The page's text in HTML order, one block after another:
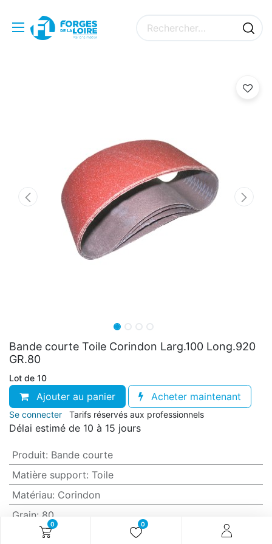
0 0
Bande courte Toile Corindon Larg.100 Long.920
GR.80
Lot de 10
Ajouter au panier Acheter maintenant
Se connecter Tarifs réservés aux professionnels
Délai estimé de 10 à 15 jours
Produit: Bande courte
Matière support: Toile
Matériau: Corindon
Grain: 80
Anti-encrassement
Non (standard)